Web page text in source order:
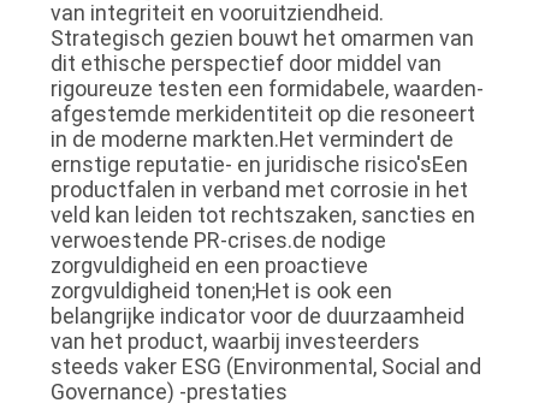
van integriteit en vooruitziendheid.
Strategisch gezien bouwt het omarmen van
dit ethische perspectief door middel van
rigoureuze testen een formidabele, waarden-
afgestemde merkidentiteit op die resoneert
in de moderne markten.Het vermindert de
ernstige reputatie- en juridische risico'sEen
productfalen in verband met corrosie in het
veld kan leiden tot rechtszaken, sancties en
verwoestende PR-crises.de nodige
zorgvuldigheid en een proactieve
zorgvuldigheid tonen;Het is ook een
belangrijke indicator voor de duurzaamheid
van het product, waarbij investeerders
steeds vaker ESG (Environmental, Social and
Governance) -prestaties